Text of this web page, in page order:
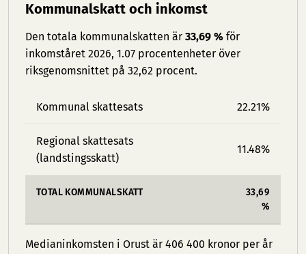
Kommunalskatt och inkomst
Den totala kommunalskatten är 33,69 % för
inkomståret 2026, 1.07 procentenheter över
riksgenomsnittet på 32,62 procent.
Kommunal skattesats 22.21%
Regional skattesats
(landstingsskatt)
11.48%
TOTAL KOMMUNALSKATT
33,69
%
Medianinkomsten i Orust är 406 400 kronor per år